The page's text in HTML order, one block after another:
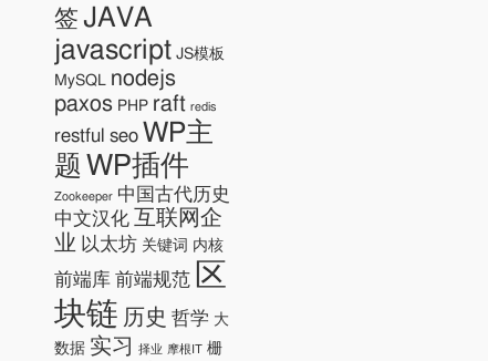
签 JAVA
javascript JS模板
MySQL nodejs
paxos PHP raft redis
restful seo WP主
题 WP插件
Zookeeper 中国古代历史
中文汉化 互联网企
业 以太坊 关键词 内核
前端库 前端规范 区
块链 历史 哲学 大
数据 实习 择业 摩根IT 栅